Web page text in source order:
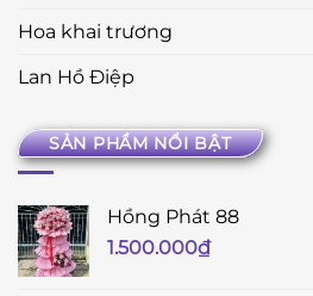
Hoa khai trương
Lan Hồ Điệp
SẢN PHẨM NỔI BẬT
Hồng Phát 88
1.500.000₫